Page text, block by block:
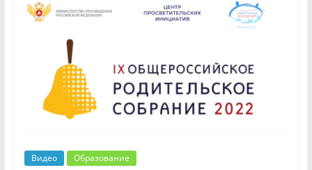
Видео Образование